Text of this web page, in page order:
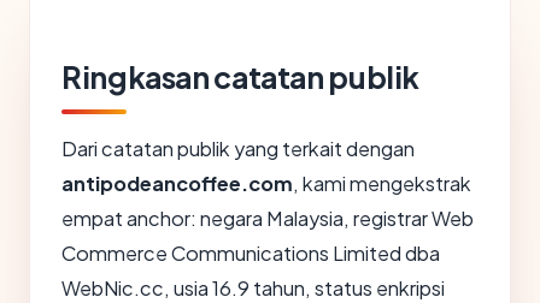
Ringkasan catatan publik
Dari catatan publik yang terkait dengan
antipodeancoffee.com, kami mengekstrak
empat anchor: negara Malaysia, registrar Web
Commerce Communications Limited dba
WebNic.cc, usia 16.9 tahun, status enkripsi